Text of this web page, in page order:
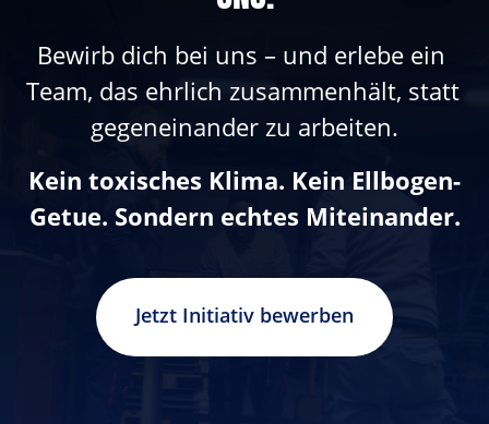
Bewirb dich bei uns – und erlebe ein
Team, das ehrlich zusammenhält, statt
gegeneinander zu arbeiten.
Kein toxisches Klima. Kein Ellbogen-
Getue. Sondern echtes Miteinander.
Jetzt Initiativ bewerben